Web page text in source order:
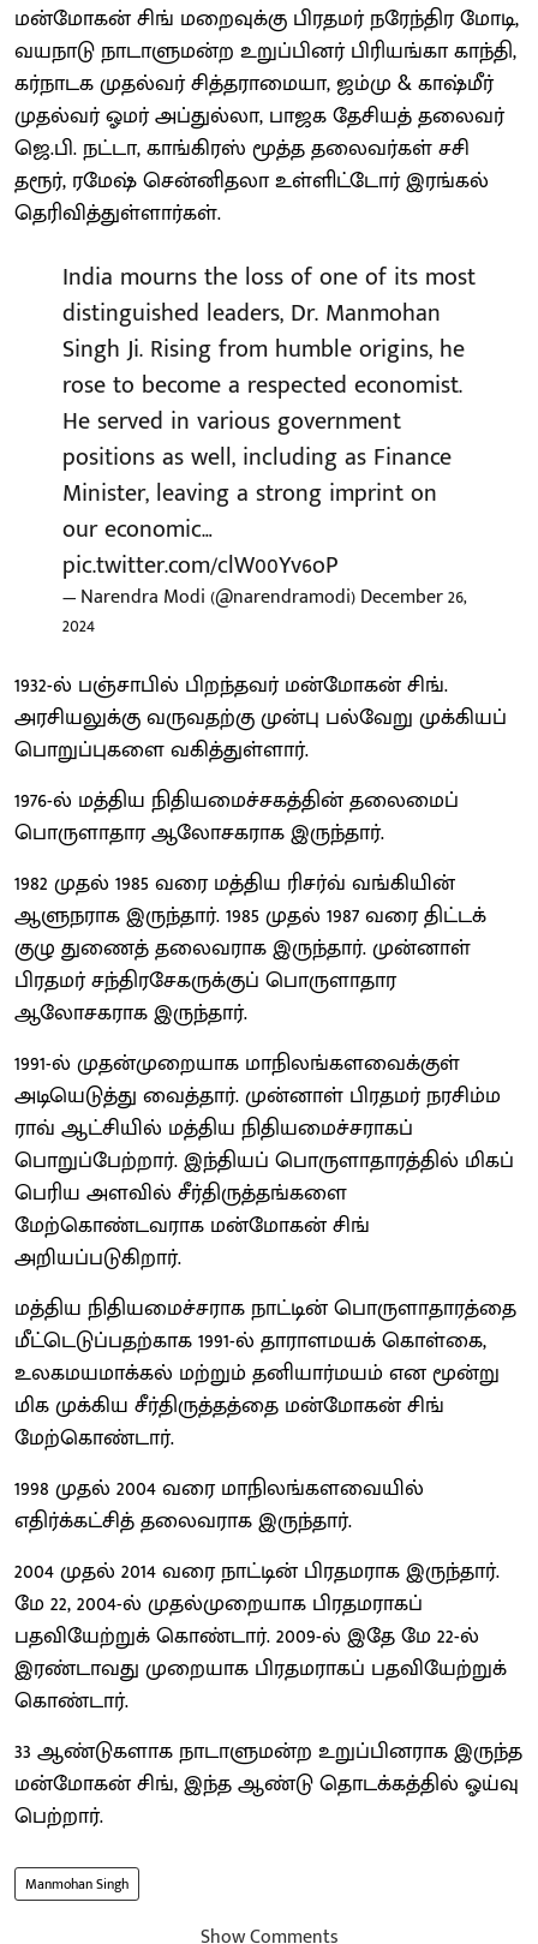
மன்மோகன் சிங் மறைவுக்கு பிரதமர் நரேந்திர மோடி,
வயநாடு நாடாளுமன்ற உறுப்பினர் பிரியங்கா காந்தி,
கர்நாடக முதல்வர் சித்தராமையா, ஜம்மு & காஷ்மீர்
முதல்வர் ஓமர் அப்துல்லா, பாஜக தேசியத் தலைவர்
ஜெ.பி. நட்டா, காங்கிரஸ் மூத்த தலைவர்கள் சசி
தரூர், ரமேஷ் சென்னிதலா உள்ளிட்டோர் இரங்கல்
தெரிவித்துள்ளார்கள்.
India mourns the loss of one of its most
distinguished leaders, Dr. Manmohan
Singh Ji. Rising from humble origins, he
rose to become a respected economist.
He served in various government
positions as well, including as Finance
Minister, leaving a strong imprint on
our economic…
pic.twitter.com/clW00Yv6oP
— Narendra Modi (@narendramodi)December 26,
2024
1932-ல் பஞ்சாபில் பிறந்தவர் மன்மோகன் சிங்.
அரசியலுக்கு வருவதற்கு முன்பு பல்வேறு முக்கியப்
பொறுப்புகளை வகித்துள்ளார்.
1976-ல் மத்திய நிதியமைச்சகத்தின் தலைமைப்
பொருளாதார ஆலோசகராக இருந்தார்.
1982 முதல் 1985 வரை மத்திய ரிசர்வ் வங்கியின்
ஆளுநராக இருந்தார். 1985 முதல் 1987 வரை திட்டக்
குழு துணைத் தலைவராக இருந்தார். முன்னாள்
பிரதமர் சந்திரசேகருக்குப் பொருளாதார
ஆலோசகராக இருந்தார்.
1991-ல் முதன்முறையாக மாநிலங்களவைக்குள்
அடியெடுத்து வைத்தார். முன்னாள் பிரதமர் நரசிம்ம
ராவ் ஆட்சியில் மத்திய நிதியமைச்சராகப்
பொறுப்பேற்றார். இந்தியப் பொருளாதாரத்தில் மிகப்
பெரிய அளவில் சீர்திருத்தங்களை
மேற்கொண்டவராக மன்மோகன் சிங்
அறியப்படுகிறார்.
மத்திய நிதியமைச்சராக நாட்டின் பொருளாதாரத்தை
மீட்டெடுப்பதற்காக 1991-ல் தாராளமயக் கொள்கை,
உலகமயமாக்கல் மற்றும் தனியார்மயம் என மூன்று
மிக முக்கிய சீர்திருத்தத்தை மன்மோகன் சிங்
மேற்கொண்டார்.
1998 முதல் 2004 வரை மாநிலங்களவையில்
எதிர்க்கட்சித் தலைவராக இருந்தார்.
2004 முதல் 2014 வரை நாட்டின் பிரதமராக இருந்தார்.
மே 22, 2004-ல் முதல்முறையாக பிரதமராகப்
பதவியேற்றுக் கொண்டார். 2009-ல் இதே மே 22-ல்
இரண்டாவது முறையாக பிரதமராகப் பதவியேற்றுக்
கொண்டார்.
33 ஆண்டுகளாக நாடாளுமன்ற உறுப்பினராக இருந்த
மன்மோகன் சிங், இந்த ஆண்டு தொடக்கத்தில் ஓய்வு
பெற்றார்.
Manmohan Singh